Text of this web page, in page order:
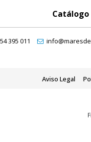
Catálogo
395 011
Aviso Legal